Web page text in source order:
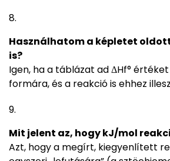
Használhatom a képletet
is?
Igen, ha a táblázat ad ΔHf°
formára, és a reakció is ehhez
Mit jelent az, hogy kJ/mol
Azt, hogy a megírt, kiegyenlített